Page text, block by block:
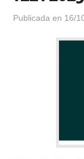
Publicada en 16/